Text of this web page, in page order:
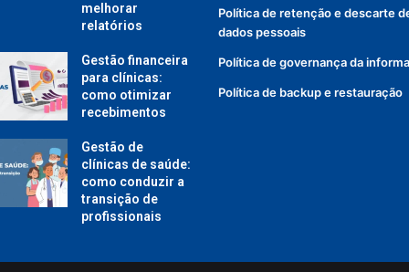
melhorar
relatórios
Gestão financeira
para clínicas:
como otimizar
recebimentos
Gestão de
clínicas de saúde:
como conduzir a
transição de
profissionais
Política de retenção e descarte
dados pessoais
Política de governança da
Política de backup e restauração